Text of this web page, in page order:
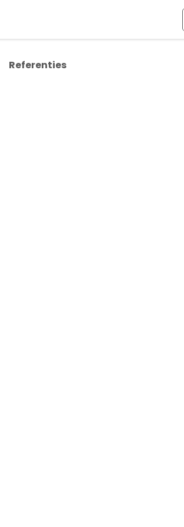
Referenties